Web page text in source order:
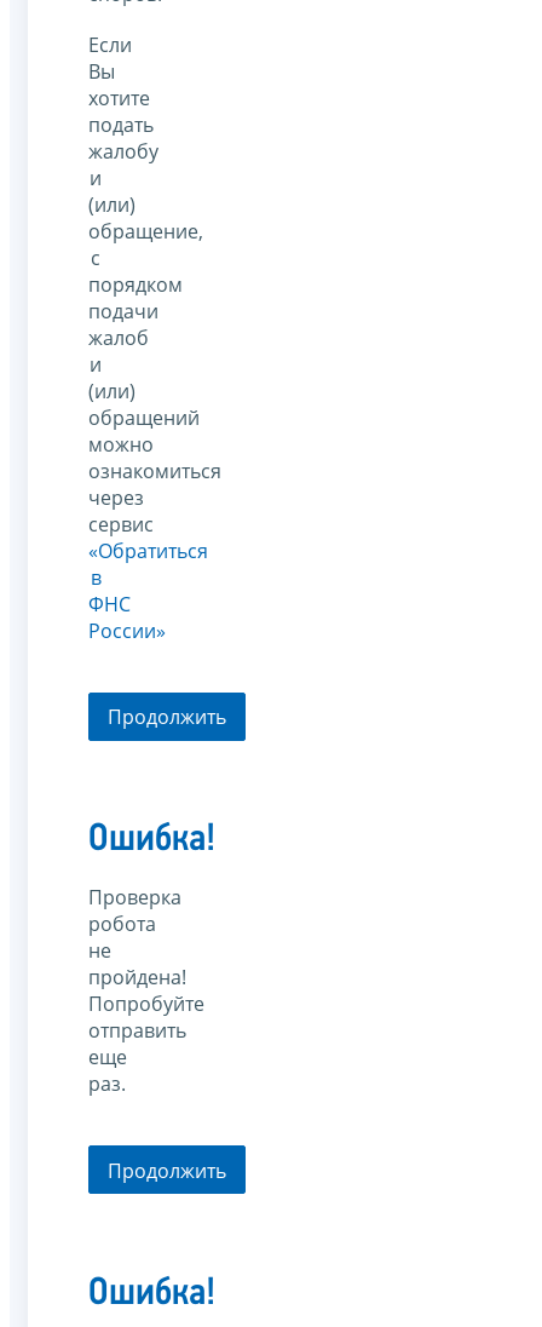
Если
Вы
хотите
подать
жалобу
и
(или)
обращение,
с
порядком
подачи
жалоб
и
(или)
обращений
можно
ознакомиться
через
сервис
«Обратиться
в
ФНС
России»
Продолжить
Ошибка!
Проверка
робота
не
пройдена!
Попробуйте
отправить
еще
раз.
Продолжить
Ошибка!